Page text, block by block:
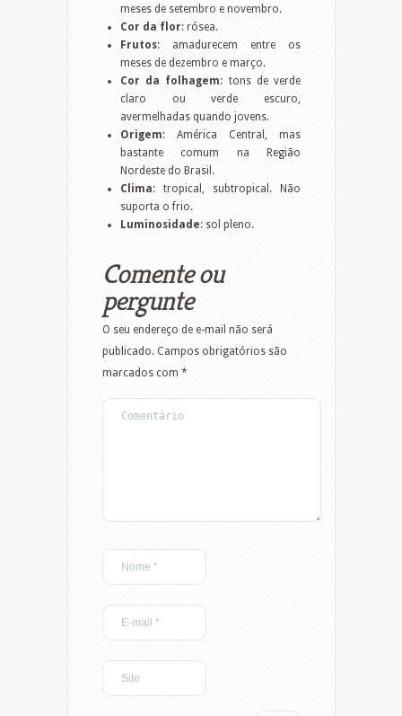
meses de setembro e novembro.
Cor da flor: rósea.
Frutos: amadurecem entre os
meses de dezembro e março.
Cor da folhagem: tons de verde
claro ou verde escuro,
avermelhadas quando jovens.
Origem: América Central, mas
bastante comum na Região
Nordeste do Brasil.
Clima: tropical, subtropical. Não
suporta o frio.
Luminosidade: sol pleno.
Comente ou
pergunte
O seu endereço de e-mail não será
publicado. Campos obrigatórios são
marcados com *